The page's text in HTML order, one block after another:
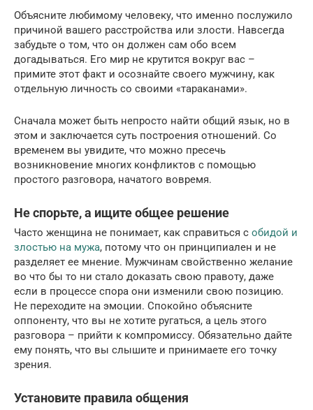
Объясните любимому человеку, что именно послужило
причиной вашего расстройства или злости. Навсегда
забудьте о том, что он должен сам обо всем
догадываться. Его мир не крутится вокруг вас –
примите этот факт и осознайте своего мужчину, как
отдельную личность со своими «тараканами».
Сначала может быть непросто найти общий язык, но в
этом и заключается суть построения отношений. Со
временем вы увидите, что можно пресечь
возникновение многих конфликтов с помощью
простого разговора, начатого вовремя.
Не спорьте, а ищите общее решение
Часто женщина не понимает, как справиться с обидой и
злостью на мужа, потому что он принципиален и не
разделяет ее мнение. Мужчинам свойственно желание
во что бы то ни стало доказать свою правоту, даже
если в процессе спора они изменили свою позицию.
Не переходите на эмоции. Спокойно объясните
оппоненту, что вы не хотите ругаться, а цель этого
разговора – прийти к компромиссу. Обязательно дайте
ему понять, что вы слышите и принимаете его точку
зрения.
Установите правила общения